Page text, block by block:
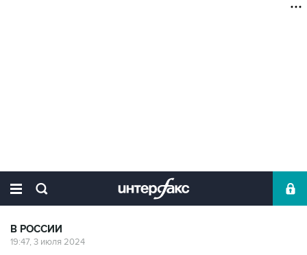
В РОССИИ
19:47, 3 июля 2024